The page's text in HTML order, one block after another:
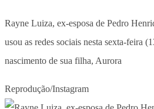
Rayne Luiza, ex-esposa de Pedro
usou as redes sociais nesta sexta-feira
nascimento de sua filha, Aurora
Reprodução/Instagram